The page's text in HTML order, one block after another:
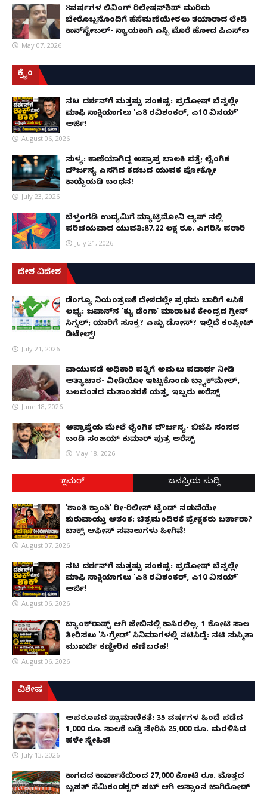
8ವರ್ಷಗಳ ಲಿವಿಂಗ್‌ ರಿಲೇಷನ್‌ಶಿಪ್ ಮುರಿದು
ಬೇರೊಬ್ಬನೊಂದಿಗೆ ಹೆಸೆಮಣೆಯೇರಲು ತಯಾರಾದ ಲೇಡಿ
ಕಾನ್‌ಸ್ಟೇಬಲ್- ನ್ಯಾಯಕ್ಕಾಗಿ ಎಸ್ಪಿ ಮೊರೆ ಹೋದ ಪಿಎಸ್ಐ
May 07, 2026
ಕ್ರೈಂ
ನಟ ದರ್ಶನ್‌ಗೆ ಮತ್ತಷ್ಟು ಸಂಕಷ್ಟ: ಪ್ರದೋಷ್ ಬೆನ್ನಲ್ಲೇ
ಮಾಫಿ ಸಾಕ್ಷಿಯಾಗಲು 'ಎ8 ರವಿಶಂಕರ್, ಎ10 ವಿನಯ್'
ಅರ್ಜಿ!
August 06, 2026
ಸುಳ್ಯ: ಕಾಣೆಯಾಗಿದ್ದ ಅಪ್ರಾಪ್ತ ಬಾಲಕಿ ಪತ್ತೆ; ಲೈಂಗಿಕ
ದೌರ್ಜನ್ಯ ಎಸಗಿದ ಕಡಬದ ಯುವಕ ಪೋಕ್ಸೋ
ಕಾಯ್ದೆಯಡಿ ಬಂಧನ!
July 23, 2026
ಬೆಳ್ತಂಗಡಿ ಉದ್ಯಮಿಗೆ ಮ್ಯಾಟ್ರಿಮೋನಿ ಆ್ಯಪ್ ನಲ್ಲಿ
ಪರಿಚಯವಾದ ಯುವತಿ:87.22 ಲಕ್ಷ ರೂ. ಎಗರಿಸಿ ಪರಾರಿ
July 21, 2026
ದೇಶ ವಿದೇಶ
ಡೆಂಗ್ಯೂ ನಿಯಂತ್ರಣಕ್ಕೆ ದೇಶದಲ್ಲೇ ಪ್ರಥಮ ಬಾರಿಗೆ ಲಸಿಕೆ
ಲಭ್ಯ: ಜಪಾನ್‌ನ 'ಕ್ಯು ಡೆಂಗಾ' ಮಾರಾಟಕ್ಕೆ ಕೇಂದ್ರದ ಗ್ರೀನ್
ಸಿಗ್ನಲ್; ಯಾರಿಗೆ ಸೂಕ್ತ? ಎಷ್ಟು ಡೋಸ್? ಇಲ್ಲಿದೆ ಕಂಪ್ಲೀಟ್
ಡಿಟೇಲ್ಸ್!
July 21, 2026
ವಾಯುಪಡೆ ಅಧಿಕಾರಿ ಪತ್ನಿಗೆ ಅಮಲು ಪದಾರ್ಥ ನೀಡಿ
ಅತ್ಯಾಚಾರ- ವೀಡಿಯೋ ಇಟ್ಟುಕೊಂಡು ಬ್ಲ್ಯಾಕ್‌ಮೇಲ್,
ಬಲವಂತದ ಮತಾಂತರಕ್ಕೆ ಯತ್ನ, ಇಬ್ಬರು ಅರೆಸ್ಟ್
June 18, 2026
ಅಪ್ರಾಪ್ತೆಯ ಮೇಲೆ ಲೈಂಗಿಕ ದೌರ್ಜನ್ಯ- ಬಿಜೆಪಿ ಸಂಸದ
ಬಂಡಿ ಸಂಜಯ್ ಕುಮಾರ್ ಪುತ್ರ ಅರೆಸ್ಟ್
May 18, 2026
ಗ್ಲಾಮರ್ ಜನಪ್ರಿಯ ಸುದ್ದಿ
'ಶಾಂತಿ ಕ್ರಾಂತಿ' ರೀ-ರಿಲೀಸ್ ಟ್ರೆಂಡ್ ನಡುವೆಯೇ
ಶುರುವಾಯ್ತು ಆತಂಕ: ಚಿತ್ರಮಂದಿರಕ್ಕೆ ಪ್ರೇಕ್ಷಕರು ಬರ್ತಾರಾ?
ಬಾಕ್ಸ್ ಆಫೀಸ್ ಸವಾಲುಗಳು ಹೀಗಿವೆ!
August 07, 2026
ನಟ ದರ್ಶನ್‌ಗೆ ಮತ್ತಷ್ಟು ಸಂಕಷ್ಟ: ಪ್ರದೋಷ್ ಬೆನ್ನಲ್ಲೇ
ಮಾಫಿ ಸಾಕ್ಷಿಯಾಗಲು 'ಎ8 ರವಿಶಂಕರ್, ಎ10 ವಿನಯ್'
ಅರ್ಜಿ!
August 06, 2026
ಬ್ಯಾಂಕ್‌ರಾಪ್ಟ್‌ ಆಗಿ ಜೇಬಿನಲ್ಲಿ ಕಾಸಿರಲಿಲ್ಲ, ₹1 ಕೋಟಿ ಸಾಲ
ತೀರಿಸಲು 'ಸಿ-ಗ್ರೇಡ್' ಸಿನಿಮಾಗಳಲ್ಲಿ ನಟಿಸಿದ್ದೆ: ನಟಿ ಸುಸ್ಮಿತಾ
ಮುಖರ್ಜಿ ಕಣ್ಣೀರಿನ ಹಣೆಬರಹ!
August 06, 2026
ವಿಶೇಷ
ಅಪರೂಪದ ಪ್ರಾಮಾಣಿಕತೆ: 35 ವರ್ಷಗಳ ಹಿಂದೆ ಪಡೆದ
1,000 ರೂ. ಸಾಲಕ್ಕೆ ಬಡ್ಡಿ ಸೇರಿಸಿ 25,000 ರೂ. ಮರಳಿಸಿದ
ಹಳೇ ಸ್ನೇಹಿತ!
July 13, 2026
ಕಾಗದದ ಕಾರ್ಖಾನೆಯಿಂದ 27,000 ಕೋಟಿ ರೂ. ಮೊತ್ತದ
ಬೃಹತ್ ಸೆಮಿಕಂಡಕ್ಟರ್ ಹಬ್ ಆಗಿ ಅಸ್ಸಾಂನ ಜಾಗಿರೋಡ್